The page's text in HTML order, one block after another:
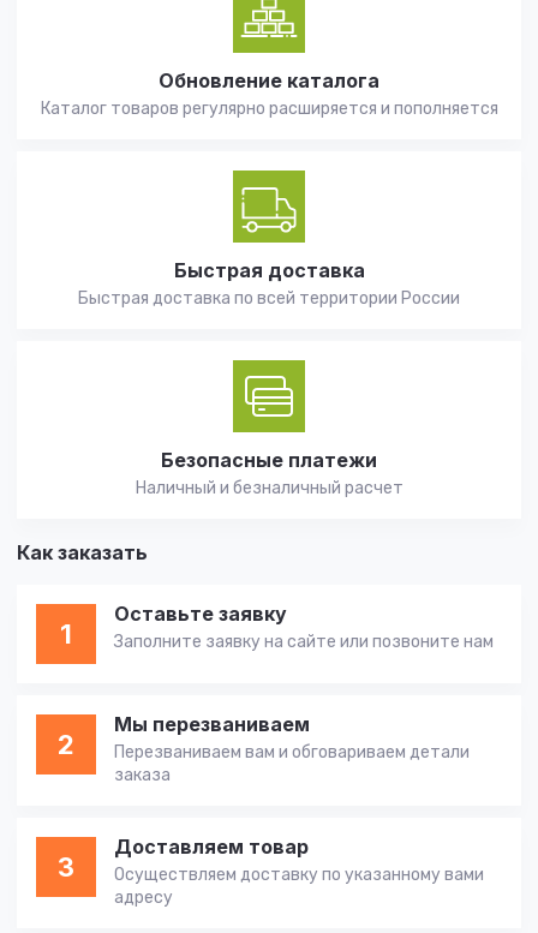
Обновление каталога
Каталог товаров регулярно расширяется и пополняется
Быстрая доставка
Быстрая доставка по всей территории России
Безопасные платежи
Наличный и безналичный расчет
Как заказать
1
Оставьте заявку
Заполните заявку на сайте или позвоните нам
2
Мы перезваниваем
Перезваниваем вам и обговариваем детали
заказа
3
Доставляем товар
Осуществляем доставку по указанному вами
адресу